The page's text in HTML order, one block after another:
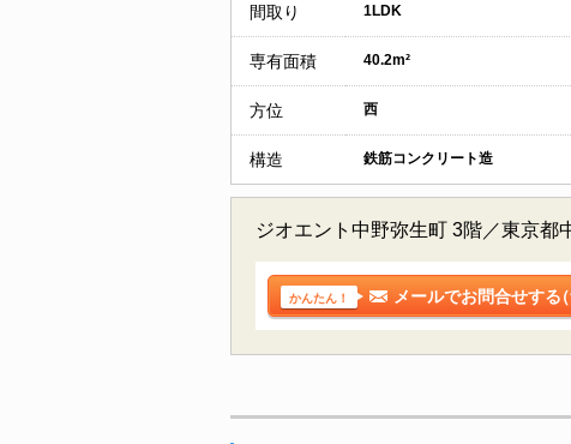
間取り 1LDK
専有面積 40.2m²
方位 西
構造 鉄筋コンクリート造
ジオエント中野弥生町 3階／東京都
かんたん！ メールでお問合せする（